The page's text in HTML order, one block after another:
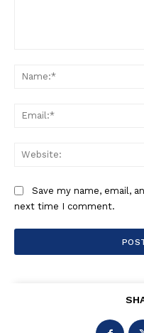
Save my name, email,
next time I comment.